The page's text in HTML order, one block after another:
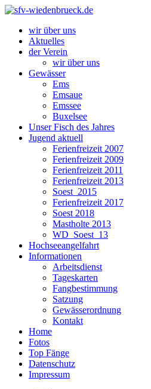
wir über uns
Aktuelles
der Verein
wir über uns
Gewässer
Ems
Emsaue
Emssee
Buxelsee
Unser Fisch des Jahres
Jugend aktuell
Ferienfreizeit 2007
Ferienfreizeit 2009
Ferienfreizeit 2011
Ferienfreizeit 2013
Soest_2015
Ferienfreizeit 2017
Soest 2018
Mastholte 2013
WD_Soest_13
Hochseeangelfahrt
Informationen
Arbeitsdienst
Tageskarten
Fangbestimmung
Satzung
Gewässerordnung
Kontakt
Home
Fotos
Top Fänge
Datenschutz
Impressum